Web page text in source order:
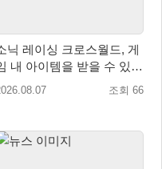
닉 레이싱 크로스월드, 게
내 아이템을 받을 수 있는
레전드 대회 라운드 7’ 개최!
조회 66